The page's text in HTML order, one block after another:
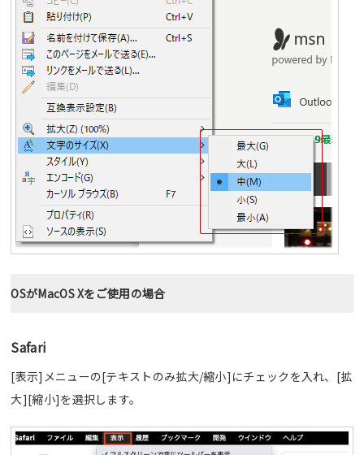
OSがMacOS Xをご使用の場合
Safari
[表示]メニューの[テキストのみ拡大/縮小]にチェックを入れ、[拡
大][縮小]を選択します。